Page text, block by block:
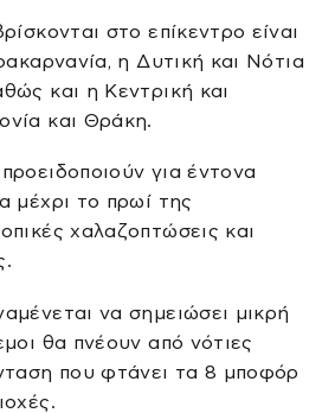
στο επίκεντρο είναι
η Δυτική και Νότια
και η Κεντρική και
και Θράκη.
για έντονα
μέχρι το πρωί της
χαλαζοπτώσεις και
να σημειώσει μικρή
θα πνέουν από νότιες
που φτάνει τα 8 μποφόρ